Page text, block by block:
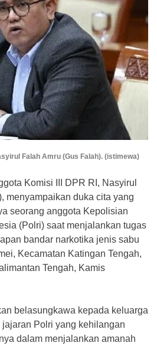
Falah Amru (Gus Falah). (istimewa)
Komisi III DPR RI, Nasyirul
menyampaikan duka cita yang
seorang anggota Kepolisian
(Polri) saat menjalankan tugas
bandar narkotika jenis sabu
Kecamatan Katingan Tengah,
Tengah, Kamis
belasungkawa kepada keluarga
Polri yang kehilangan
dalam menjalankan amanah